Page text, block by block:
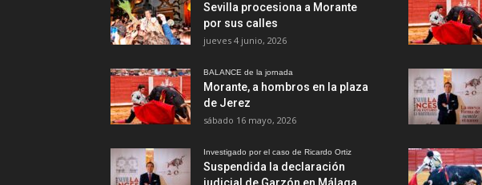
Sevilla procesiona a Morante
por sus calles
jueves 4 junio, 2026
BALANCE de la jornada
Morante, a hombros en la plaza
de Jerez
sábado 16 mayo, 2026
Investigado por el caso de Ricardo Ortiz
Suspendida la declaración